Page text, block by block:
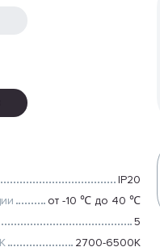
IP20
от -10 ℃ до 40 ℃
5
2700-6500K